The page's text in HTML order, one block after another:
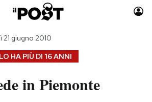
Auto
Moda
HA PIÙ DI 16 ANNI
21 giugno 2010
in Piemonte